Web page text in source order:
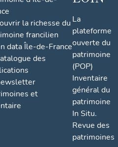
la richesse du
francilien
data Île-de-France
des
et
La
plateforme
ouverte du
patrimoine
(POP)
Inventaire
général du
patrimoine
In Situ.
Revue des
patrimoines